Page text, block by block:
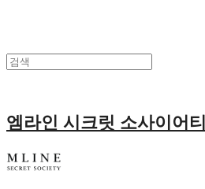
엠라인 시크릿 소사이어티